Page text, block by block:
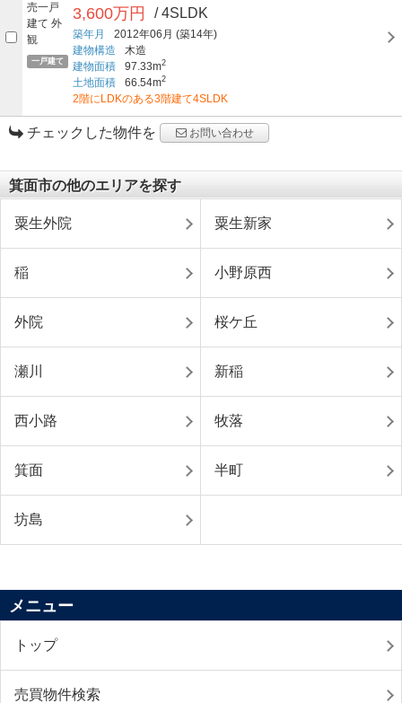
一戸建て
3,600万円 / 4SLDK
築年月 2012年06月 (築14年)
建物構造
木造
建物面積
97.33m2
土地面積 66.54m2
2階にLDKのある3階建て4SLDK
チェックした物件を お問い合わせ
箕面市の他のエリアを探す
粟生外院 粟生新家
稲 小野原西
外院 桜ケ丘
瀬川 新稲
西小路 牧落
箕面 半町
坊島
メニュー
トップ
売買物件検索